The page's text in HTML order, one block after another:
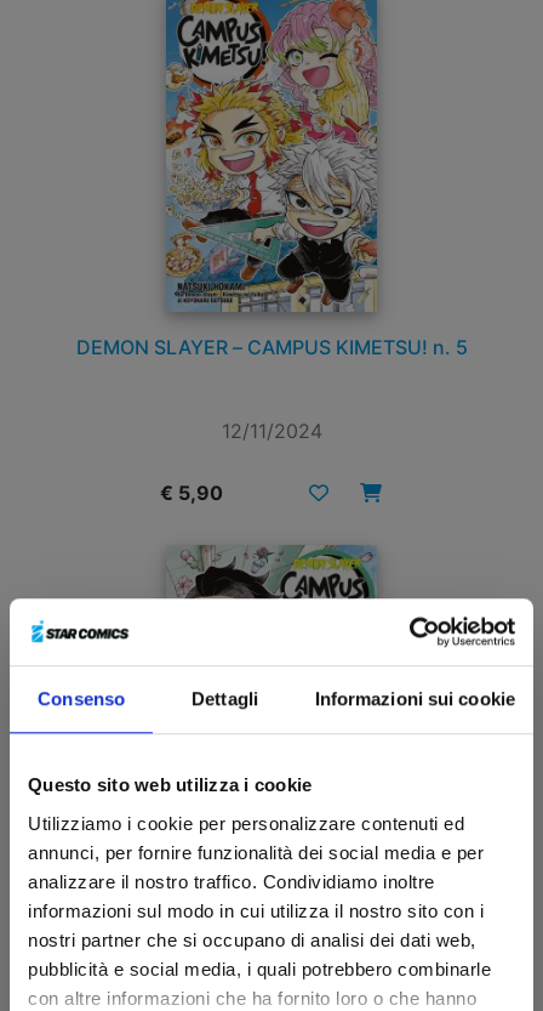
Consenso Dettagli Informazioni sui cookie
Questo sito web utilizza i cookie
Utilizziamo i cookie per personalizzare contenuti ed
annunci, per fornire funzionalità dei social media e per
analizzare il nostro traffico. Condividiamo inoltre
informazioni sul modo in cui utilizza il nostro sito con i
nostri partner che si occupano di analisi dei dati web,
pubblicità e social media, i quali potrebbero combinarle
con altre informazioni che ha fornito loro o che hanno
DEMON SLAYER – CAMPUS KIMETSU! n. 5
12/11/2024
€ 5,90
DEMON SLAYER – CAMPUS KIMETSU! n. 4
17/09/2024